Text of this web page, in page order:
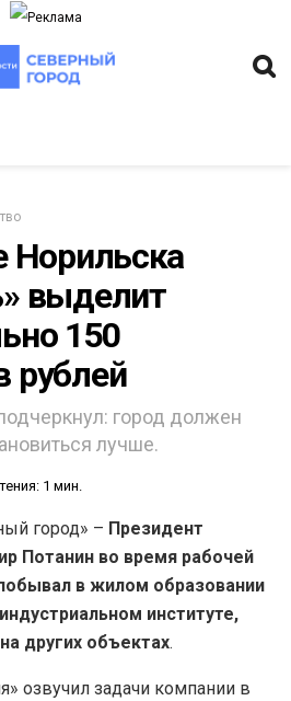
Норильска
выделит
150
рублей
город должен
лучше.
1 мин.
город» – Президент
Потанин во время рабочей
в жилом образовании
институте,
других объектах.
озвучил задачи компании в